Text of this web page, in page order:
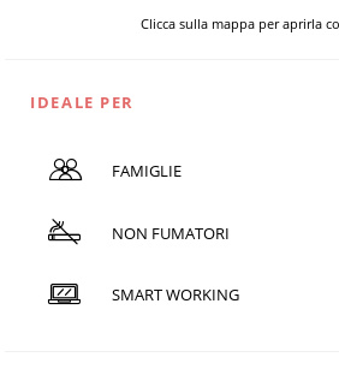
Clicca sulla mappa per aprirla
IDEALE PER
FAMIGLIE
NON FUMATORI
SMART WORKING